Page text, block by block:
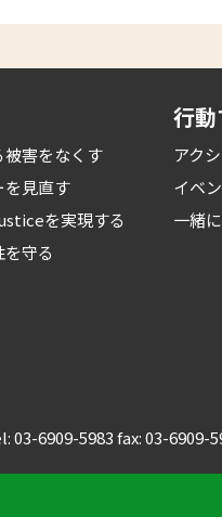
被害をなくす
を見直す
を実現する
守る
行動
アク
イベ
一緒
03-6909-5983 fax: 03-6909-